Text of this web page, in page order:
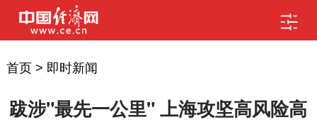
首页> 即时新闻
跋涉"最先一公里" 上海攻坚高风险高